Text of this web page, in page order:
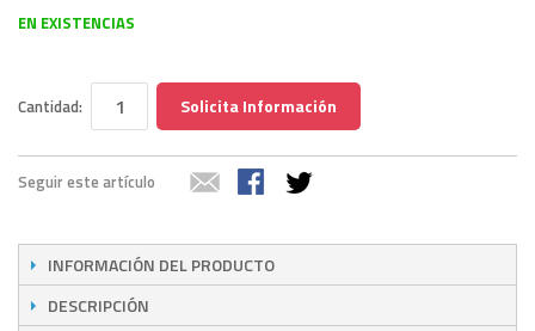
EN EXISTENCIAS
Cantidad: Solicita Información
Seguir este artículo
INFORMACIÓN DEL PRODUCTO
DESCRIPCIÓN